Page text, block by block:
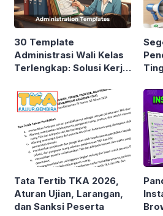
30 Template
Administrasi Wali Kelas
Terlengkap: Solusi Kerja
Tata Tertib TKA 2026,
Aturan Ujian, Larangan,
dan Sanksi Peserta